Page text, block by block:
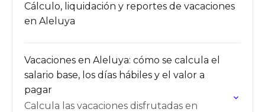
Cálculo, liquidación y reportes de vacaciones
en Aleluya
Vacaciones en Aleluya: cómo se calcula el
salario base, los días hábiles y el valor a
pagar
Calcula las vacaciones disfrutadas en